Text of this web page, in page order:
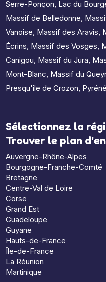
Serre-Ponçon, Lac du
Massif de Belledonne,
Vanoise, Massif des Aravis,
Écrins, Massif des Vosges,
Canigou, Massif du Jura,
Mont-Blanc, Massif du
Presqu'île de Crozon,
Sélectionnez la
Trouver le plan
Auvergne-Rhône-Alpes
Bourgogne-Franche-Comté
Bretagne
Centre-Val de Loire
Corse
Grand Est
Guadeloupe
Guyane
Hauts-de-France
Île-de-France
La Réunion
Martinique